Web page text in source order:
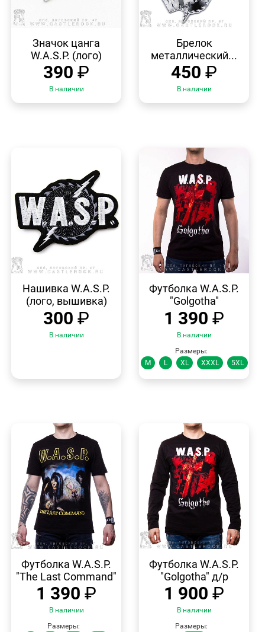
Значок цанга
W.A.S.P. (лого)
390 ₽
В наличии
Брелок
металлический...
450 ₽
В наличии
ПРОСМОТР
Нашивка W.A.S.P.
(лого, вышивка)
300 ₽
В наличии
ПРОСМОТР
Футболка W.A.S.P.
"Golgotha"
1 390 ₽
В наличии
Размеры:
M
L XL XXXL 5XL
ПРОСМОТР
Футболка W.A.S.P.
"The Last Command"
1 390 ₽
В наличии
Размеры:
ПРОСМОТР
Футболка W.A.S.P.
"Golgotha" д/р
1 900 ₽
В наличии
Размеры: